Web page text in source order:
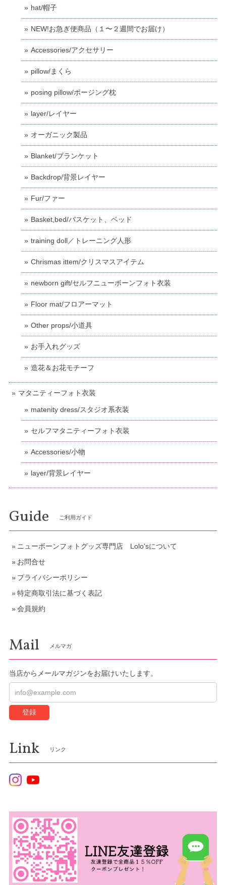
hat/帽子
NEW!お急ぎ便商品（１〜２週間でお届け）
Accessories/アクセサリー
pillow/まくら
posing pillow/ポージング枕
layer/レイヤー
オーガニック製品
Blanket/ブランケット
Backdrop/背景レイヤー
Fur/ファー
Basket,bed/バスケット、ベッド
training doll／トレーニング人形
Chrismas ittem/クリスマスアイテム
newborn gift/セルフニューボーンフォト衣装
Floor mat/フロアーマット
Other props/小道具
お手入れグッズ
造花＆お花モチーフ
マタニティーフォト衣装
matenity dress/スタジオ系衣装
セルフマタニティーフォト衣装
Accessories/小物
layer/背景レイヤー
Guide ご利用ガイド
ニューボーンフォトグッズ専門店 Lolo'sについて
お問合せ
プライバシーポリシー
特定商取引法に基づく表記
会員規約
Mail メルマガ
当店からメールマガジンをお届けいたします。
登録
Link リンク